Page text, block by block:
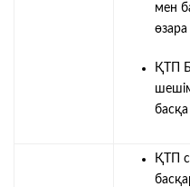
мен
өзара
ҚТП
ҚТП